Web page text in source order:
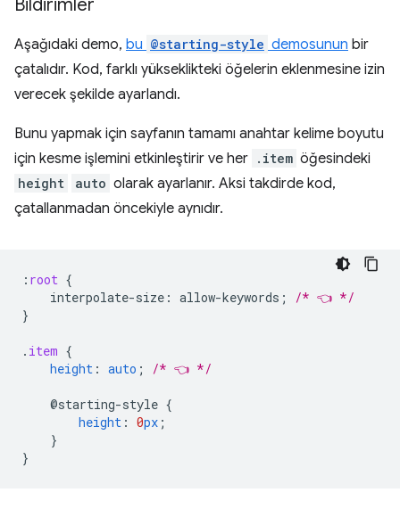
Bildirimler
Aşağıdaki demo, bu @starting-style demosunun bir
çatalıdır. Kod, farklı yükseklikteki öğelerin eklenmesine izin
verecek şekilde ayarlandı.
Bunu yapmak için sayfanın tamamı anahtar kelime boyutu
için kesme işlemini etkinleştirir ve her .item öğesindeki
height auto olarak ayarlanır. Aksi takdirde kod,
çatallanmadan öncekiyle aynıdır.
: root {
interpolate-size : allow-keywords ;
/* 👈 */
}
. item {
height : auto ; /* 👈 */
@starting-style {
height : 0px ;
}
}